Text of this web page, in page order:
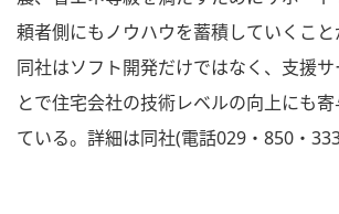
頼者側にもノウハウを蓄積していくこと
同社はソフト開発だけではなく、支援
とで住宅会社の技術レベルの向上にも
ている。詳細は同社(電話029・850・